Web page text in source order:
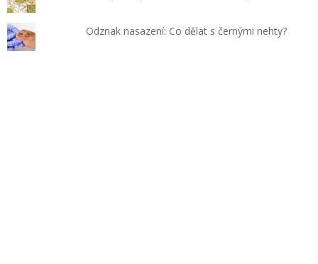
Odznak nasazení: Co dělat s černými nehty?